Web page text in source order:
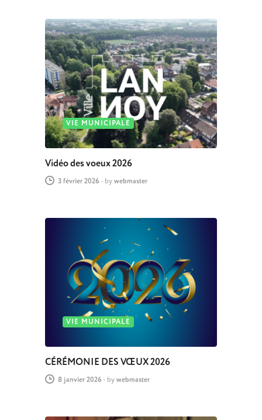
VIE MUNICIPALE
Vidéo des voeux 2026
3 février 2026 - by webmaster
VIE MUNICIPALE
CÉRÉMONIE DES VŒUX 2026
8 janvier 2026 - by webmaster